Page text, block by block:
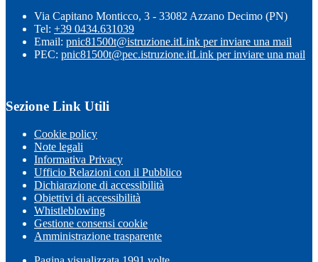
Via Capitano Monticco, 3 - 33082 Azzano Decimo (PN)
Tel: +39 0434.631039
Email: pnic81500t@istruzione.itLink per inviare una mail
PEC: pnic81500t@pec.istruzione.itLink per inviare una mail
Sezione Link Utili
Cookie policy
Note legali
Informativa Privacy
Ufficio Relazioni con il Pubblico
Dichiarazione di accessibilità
Obiettivi di accessibilità
Whistleblowing
Gestione consensi cookie
Amministrazione trasparente